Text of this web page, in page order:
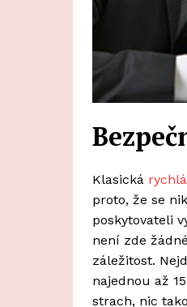
Klasická
proto, že se
poskytovateli
není zde
záležitost.
najednou až
strach, nic